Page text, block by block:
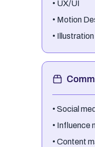
• UX/UI
• Motion
• Illustration
• Social
• Influence
• Content